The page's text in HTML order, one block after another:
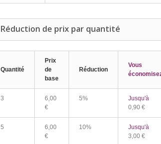
Réduction de prix par quantité
Quantité
Prix
de
base
Réduction
Vous
3
6,00
€
5%
Jusqu'à
0,90 €
5
6,00
€
10%
Jusqu'à
3,00 €